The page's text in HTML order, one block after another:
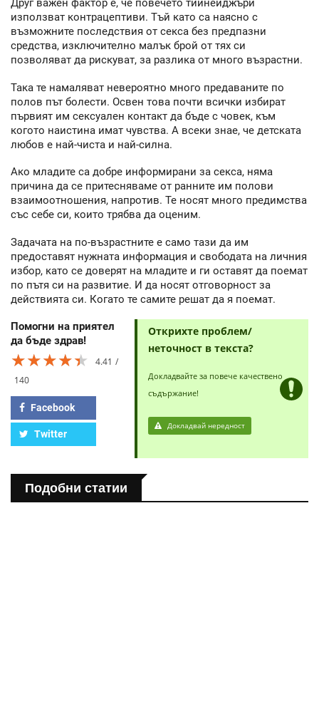
Друг важен фактор е, че повечето тийнейджъри
използват контрацептиви. Тъй като са наясно с
възможните последствия от секса без предпазни
средства, изключително малък брой от тях си
позволяват да рискуват, за разлика от много възрастни.
Така те намаляват невероятно много предаваните по
полов път болести. Освен това почти всички избират
първият им сексуален контакт да бъде с човек, към
когото наистина имат чувства. А всеки знае, че детската
любов е най-чиста и най-силна.
Ако младите са добре информирани за секса, няма
причина да се притесняваме от ранните им полови
взаимоотношения, напротив. Те носят много предимства
със себе си, които трябва да оценим.
Задачата на по-възрастните е само тази да им
предоставят нужната информация и свободата на личния
избор, като се доверят на младите и ги оставят да поемат
по пътя си на развитие. И да носят отговорност за
действията си. Когато те самите решат да я поемат.
Помогни на приятел
да бъде здрав!
★★★★★
★★★★★
★★★★★
4.41
140
Facebook
Twitter
Открихте проблем/
неточност в текста?
Докладвайте за повече качествено
съдържание!
Докладвай нередност
Подобни статии